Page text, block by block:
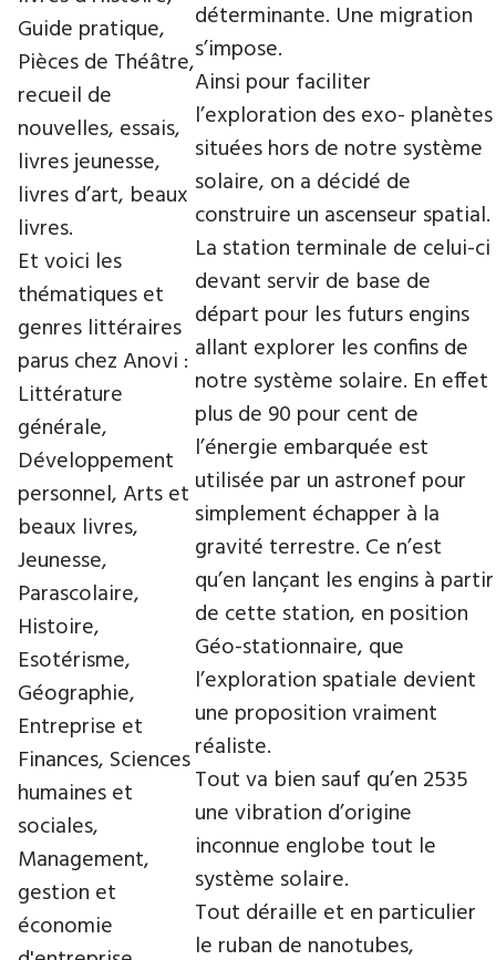
déterminante. Une migration
s’impose.
Ainsi pour faciliter
l’exploration des exo- planètes
situées hors de notre système
solaire, on a décidé de
construire un ascenseur spatial.
La station terminale de celui-ci
devant servir de base de
départ pour les futurs engins
allant explorer les confins de
notre système solaire. En effet
plus de 90 pour cent de
l’énergie embarquée est
utilisée par un astronef pour
simplement échapper à la
gravité terrestre. Ce n’est
qu’en lançant les engins à partir
de cette station, en position
Géo-stationnaire, que
l’exploration spatiale devient
une proposition vraiment
réaliste.
Tout va bien sauf qu’en 2535
une vibration d’origine
inconnue englobe tout le
système solaire.
Tout déraille et en particulier
le ruban de nanotubes,
Guide pratique,
Pièces de Théâtre,
recueil de
nouvelles, essais,
livres jeunesse,
livres d’art, beaux
livres.
Et voici les
thématiques et
genres littéraires
parus chez Anovi :
Littérature
générale,
Développement
personnel, Arts et
beaux livres,
Jeunesse,
Parascolaire,
Histoire,
Esotérisme,
Géographie,
Entreprise et
Finances, Sciences
humaines et
sociales,
Management,
gestion et
économie